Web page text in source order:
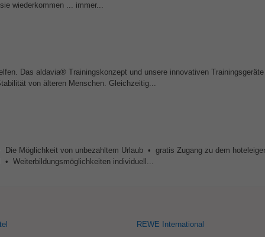
wiederkommen ... immer...
Das aldavia® Trainingskonzept und unsere innovativen
von älteren Menschen. Gleichzeitig...
Möglichkeit von unbezahltem Urlaub • gratis Zugang zu dem
• Weiterbildungsmöglichkeiten individuell...
REWE International